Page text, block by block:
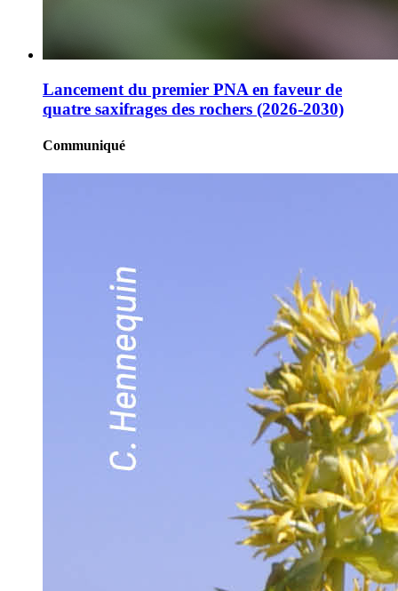
Lancement du premier PNA en faveur de
quatre saxifrages des rochers (2026-2030)
Communiqué